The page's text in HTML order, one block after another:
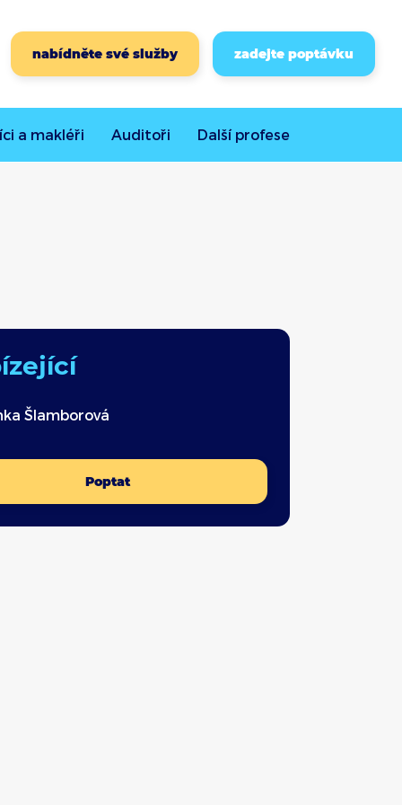
nabídněte své služby zadejte poptávku
a makléři Auditoři Dalšíprofese
Šlamborová
Poptat